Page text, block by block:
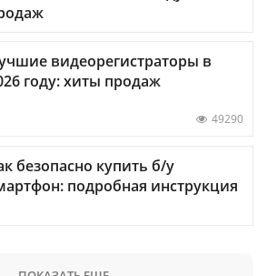
видеорегистраторы в
году: хиты продаж
49290
безопасно купить б/у
подробная инструкция